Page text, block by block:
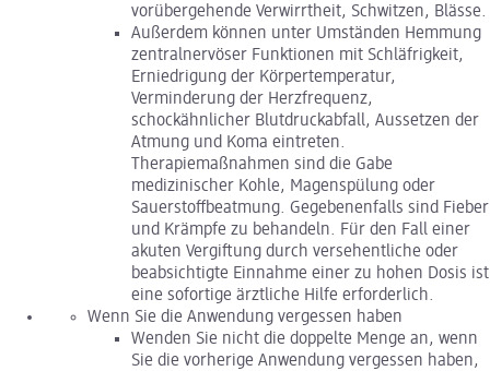
vorübergehende Verwirrtheit, Schwitzen, Blässe.
Außerdem können unter Umständen Hemmung
zentralnervöser Funktionen mit Schläfrigkeit,
Erniedrigung der Körpertemperatur,
Verminderung der Herzfrequenz,
schockähnlicher Blutdruckabfall, Aussetzen der
Atmung und Koma eintreten.
Therapiemaßnahmen sind die Gabe
medizinischer Kohle, Magenspülung oder
Sauerstoffbeatmung. Gegebenenfalls sind Fieber
und Krämpfe zu behandeln. Für den Fall einer
akuten Vergiftung durch versehentliche oder
beabsichtigte Einnahme einer zu hohen Dosis ist
eine sofortige ärztliche Hilfe erforderlich.
Wenn Sie die Anwendung vergessen haben
Wenden Sie nicht die doppelte Menge an, wenn
Sie die vorherige Anwendung vergessen haben,